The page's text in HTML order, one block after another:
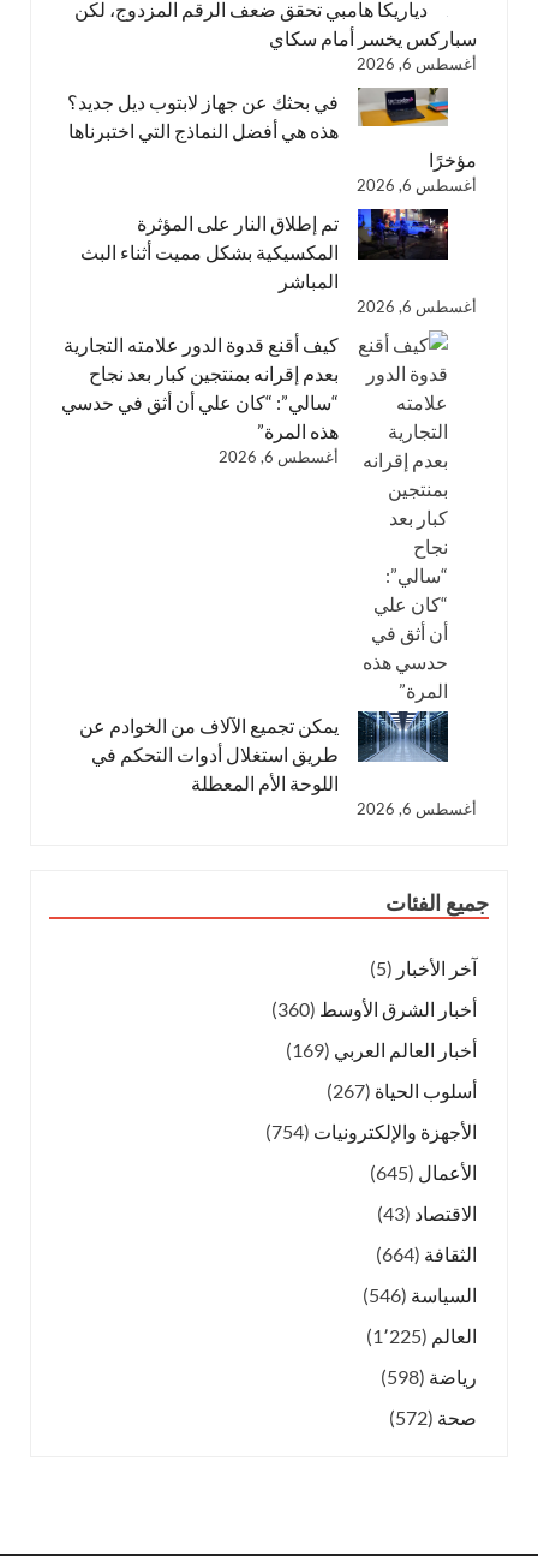
دياريكا هامبي تحقق ضعف الرقم المزدوج، لكن
سباركس يخسر أمام سكاي
أغسطس 6, 2026
في بحثك عن جهاز لابتوب ديل جديد؟
هذه هي أفضل النماذج التي اختبرناها
مؤخرًا
أغسطس 6, 2026
تم إطلاق النار على المؤثرة
المكسيكية بشكل مميت أثناء البث
المباشر
أغسطس 6, 2026
كيف أقنع قدوة الدور علامته التجارية
بعدم إقرانه بمنتجين كبار بعد نجاح
“سالي”: “كان علي أن أثق في حدسي
هذه المرة”
أغسطس 6, 2026
يمكن تجميع الآلاف من الخوادم عن
طريق استغلال أدوات التحكم في
اللوحة الأم المعطلة
أغسطس 6, 2026
جميع الفئات
آخر الأخبار (5)
أخبار الشرق الأوسط (360)
أخبار العالم العربي (169)
أسلوب الحياة (267)
الأجهزة والإلكترونيات (754)
الأعمال (645)
الاقتصاد (43)
الثقافة (664)
السياسة (546)
العالم (1٬225)
رياضة (598)
صحة (572)